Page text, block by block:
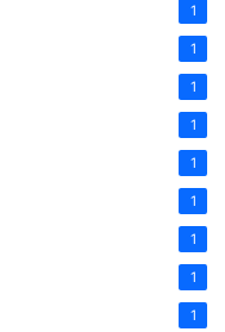
1
1
1
1
1
1
1
1
1